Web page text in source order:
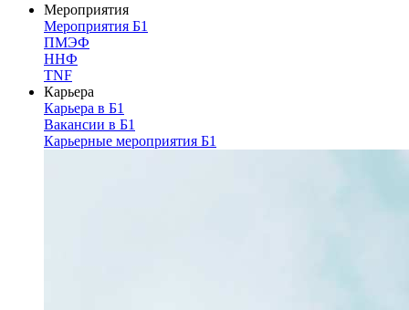
Мероприятия
Мероприятия Б1
ПМЭФ
ННФ
TNF
Карьера
Карьера в Б1
Вакансии в Б1
Карьерные мероприятия Б1